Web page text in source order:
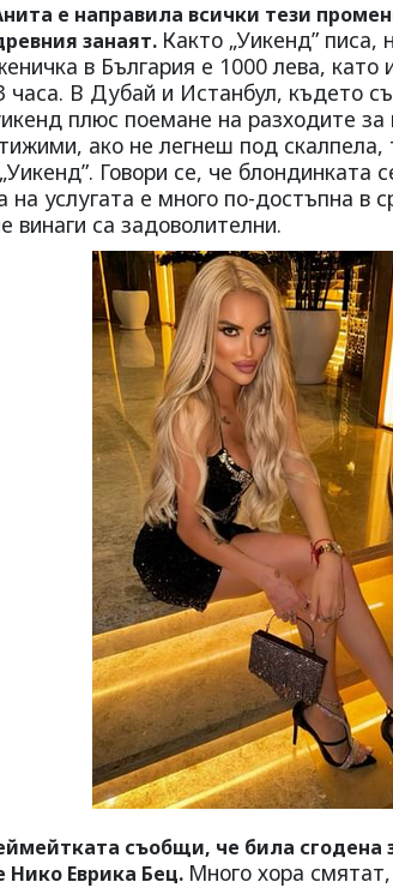
е направила всички тези
занаят. Както „Уикенд”
в България е 1000 лева,
часа. В Дубай и Истанбул, където
плюс поемане на разходите
ако не легнеш под скалпела,
Говори се, че блондинката
на услугата е много по-достъпна в
винаги са задоволителни.
съобщи, че била сгодена
Нико Еврика Бец. Много хора